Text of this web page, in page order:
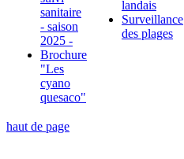
sanitaire
- saison
2025 -
Brochure
"Les
cyano
quesaco"
landais
Surveillance
des plages
haut de page